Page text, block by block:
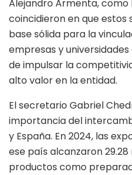
Alejandro Armenta, como
coincidieron en que
base sólida para la
empresas y
de impulsar la
alto valor en la entidad.
El secretario Gabriel
importancia del
y España. En 2024, las
ese país alcanzaron
productos como